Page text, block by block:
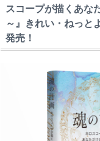
スコープが描くあな
～』きれい・ねっと
発売！